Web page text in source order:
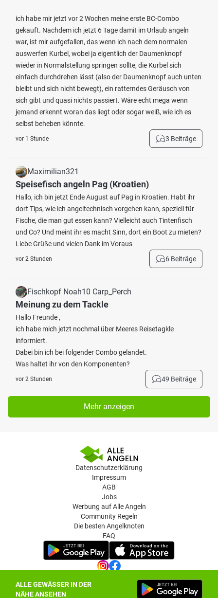
ALLE GEWÄSSER IN DER
NÄHE ANSEHEN
ich habe mir jetzt vor 2 Wochen meine erste BC-Combo
gekauft. Nachdem ich jetzt 6 Tage damit im Urlaub angeln
war, ist mir aufgefallen, das wenn ich nach dem normalen
auswerfen Kurbel, wobei ja eigentlich der Daumenknopf
wieder in Normalstellung springen sollte, die Kurbel sich
einfach durchdrehen lässt (also der Daumenknopf auch unten
bleibt und sich nicht bewegt), ein ratterndes Geräusch von
sich gibt und quasi nichts passiert. Wäre echt mega wenn
jemand erkennt woran das liegt oder sogar weiß, wie ich es
selbst beheben könnte.
vor 1 Stunde 3 Beiträge
Maximilian321
Speisefisch angeln Pag (Kroatien)
Hallo, ich bin jetzt Ende August auf Pag in Kroatien. Habt ihr
dort Tips, wie ich angeltechnisch vorgehen kann, speziell für
Fische, die man gut essen kann? Vielleicht auch Tintenfisch
und Co? Und meint ihr es macht Sinn, dort ein Boot zu mieten?
Liebe Grüße und vielen Dank im Voraus
vor 2 Stunden 6 Beiträge
Fischkopf Noah10 Carp_Perch
Meinung zu dem Tackle
Hallo Freunde ,
ich habe mich jetzt nochmal über Meeres Reisetagkle
informiert.
Dabei bin ich bei folgender Combo gelandet.
Was haltet ihr von den Komponenten?
vor 2 Stunden 49 Beiträge
Mehr anzeigen
Datenschutzerklärung
Impressum
AGB
Jobs
Werbung auf Alle Angeln
Community Regeln
Die besten Angelknoten
FAQ
Datenschutz-Einstellungen